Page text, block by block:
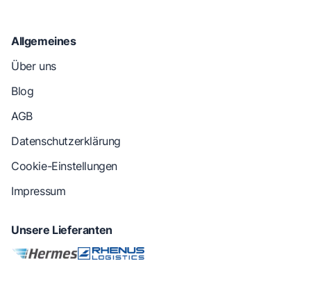
Allgemeines
Über uns
Blog
AGB
Datenschutzerklärung
Cookie-Einstellungen
Impressum
Unsere Lieferanten